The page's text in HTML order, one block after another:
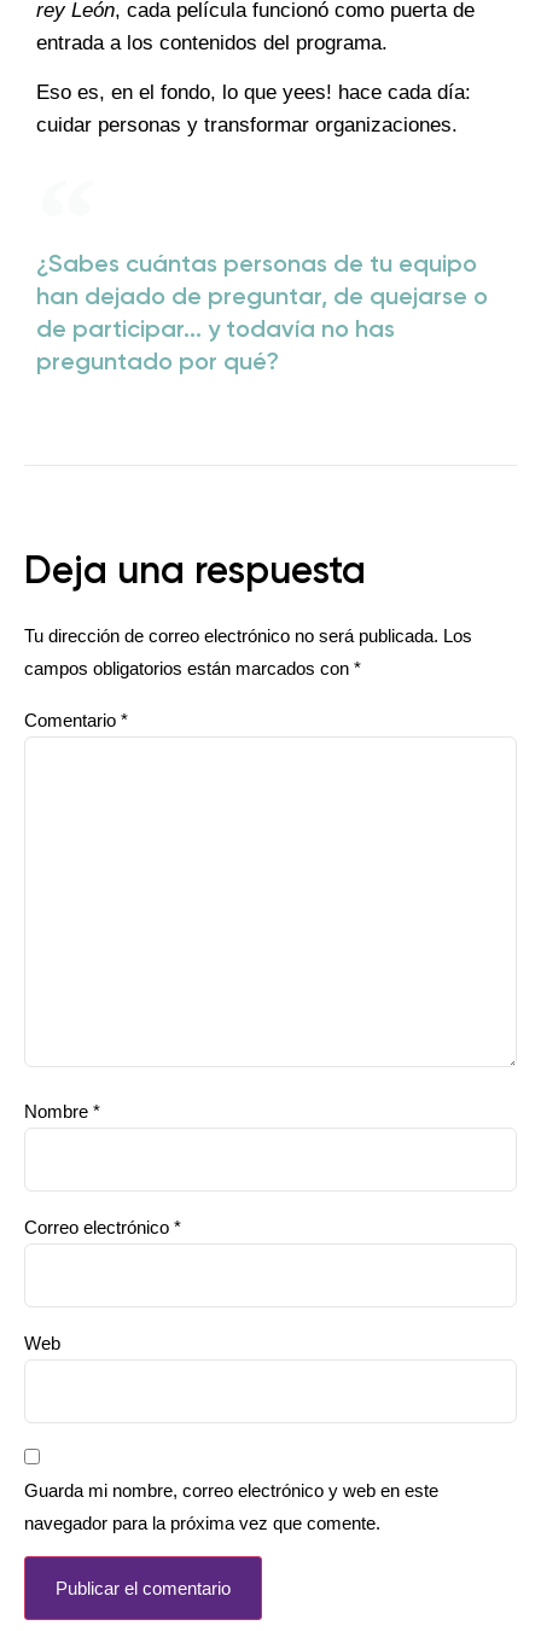
rey León, cada película funcionó como puerta de
entrada a los contenidos del programa.
Eso es, en el fondo, lo que yees! hace cada día:
cuidar personas y transformar organizaciones.
¿Sabes cuántas personas de tu equipo
han dejado de preguntar, de quejarse o
de participar... y todavía no has
preguntado por qué?
Deja una respuesta
Tu dirección de correo electrónico no será publicada. Los
campos obligatorios están marcados con *
Comentario *
Nombre *
Correo electrónico *
Web
Guarda mi nombre, correo electrónico y web en este
navegador para la próxima vez que comente.